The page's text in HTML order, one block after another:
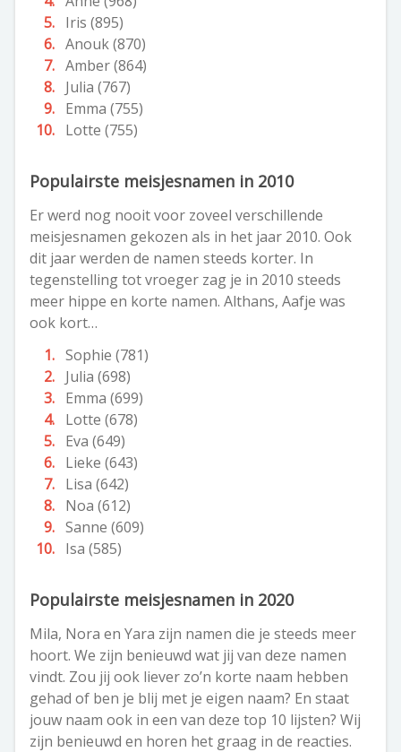
Iris (895)
Anouk (870)
Amber (864)
Julia (767)
Emma (755)
Lotte (755)
Populairste meisjesnamen in 2010
Er werd nog nooit voor zoveel verschillende
meisjesnamen gekozen als in het jaar 2010. Ook
dit jaar werden de namen steeds korter. In
tegenstelling tot vroeger zag je in 2010 steeds
meer hippe en korte namen. Althans, Aafje was
ook kort…
Sophie (781)
Julia (698)
Emma (699)
Lotte (678)
Eva (649)
Lieke (643)
Lisa (642)
Noa (612)
Sanne (609)
Isa (585)
Populairste meisjesnamen in 2020
Mila, Nora en Yara zijn namen die je steeds meer
hoort. We zijn benieuwd wat jij van deze namen
vindt. Zou jij ook liever zo’n korte naam hebben
gehad of ben je blij met je eigen naam? En staat
jouw naam ook in een van deze top 10 lijsten? Wij
zijn benieuwd en horen het graag in de reacties.